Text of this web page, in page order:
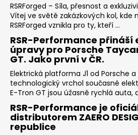
RSRForged – Síla, přesnost a
Vítej ve světě zakázkových kol, kde
RSRForged vznikla pro ty, kteří ...
RSR-Performance přináší
úpravy pro Porsche
GT. Jako první v ČR.
Elektrická platforma J1 od Porsche
technologický vrchol současné
E-Tron GT jsou úžasně rychlá auta,
RSR-Performance je
distributorem ZAERO
republice